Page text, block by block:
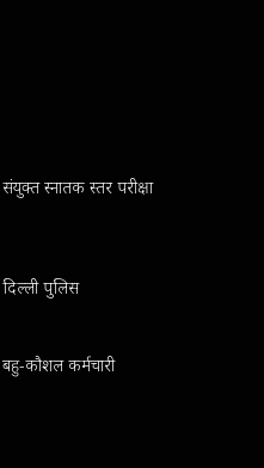
संयुक्त स्नातक स्तर परीक्षा
दिल्ली पुलिस
बहु-कौशल कर्मचारी